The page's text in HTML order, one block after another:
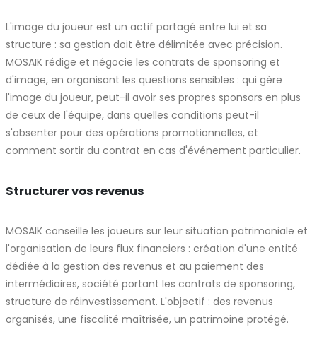
L'image du joueur est un actif partagé entre lui et sa
structure : sa gestion doit être délimitée avec précision.
MOSAIK rédige et négocie les contrats de sponsoring et
d'image, en organisant les questions sensibles : qui gère
l'image du joueur, peut-il avoir ses propres sponsors en plus
de ceux de l'équipe, dans quelles conditions peut-il
s'absenter pour des opérations promotionnelles, et
comment sortir du contrat en cas d'événement particulier.
Structurer vos revenus
MOSAIK conseille les joueurs sur leur situation patrimoniale et
l'organisation de leurs flux financiers : création d'une entité
dédiée à la gestion des revenus et au paiement des
intermédiaires, société portant les contrats de sponsoring,
structure de réinvestissement. L'objectif : des revenus
organisés, une fiscalité maîtrisée, un patrimoine protégé.